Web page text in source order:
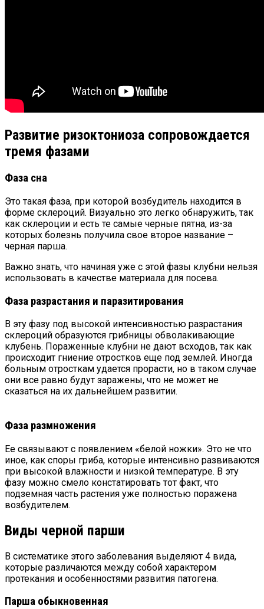
Развитие ризоктониоза сопровождается
тремя фазами
Фаза сна
Это такая фаза, при которой возбудитель находится в
форме склероций. Визуально это легко обнаружить, так
как склероции и есть те самые черные пятна, из-за
которых болезнь получила свое второе название –
черная парша.
Важно знать, что начиная уже с этой фазы клубни нельзя
использовать в качестве материала для посева.
Фаза разрастания и паразитирования
В эту фазу под высокой интенсивностью разрастания
склероций образуются грибницы обволакивающие
клубень. Пораженные клубни не дают всходов, так как
происходит гниение отростков еще под землей. Иногда
больным отросткам удается прорасти, но в таком случае
они все равно будут заражены, что не может не
сказаться на их дальнейшем развитии.
Фаза размножения
Ее связывают с появлением «белой ножки». Это не что
иное, как споры гриба, которые интенсивно развиваются
при высокой влажности и низкой температуре. В эту
фазу можно смело констатировать тот факт, что
подземная часть растения уже полностью поражена
возбудителем.
Виды черной парши
В систематике этого заболевания выделяют 4 вида,
которые различаются между собой характером
протекания и особенностями развития патогена.
Парша обыкновенная